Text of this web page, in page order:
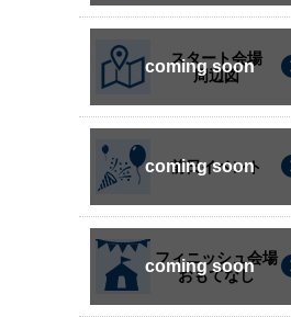
スタート会場
周辺図
前日イベント
フィニッシュ会場
おもてなし